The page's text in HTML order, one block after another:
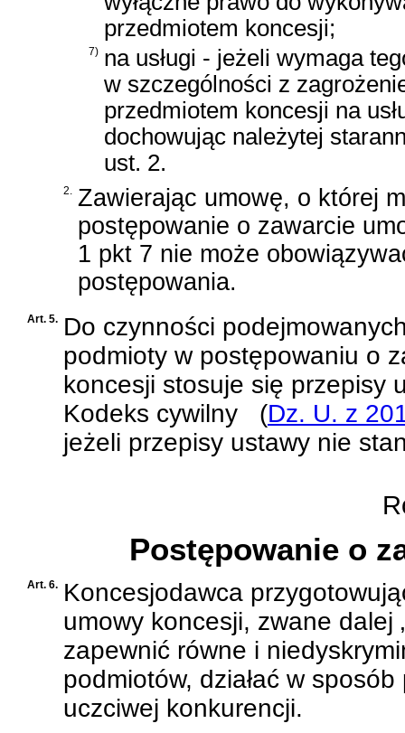
przedmiotem koncesji;
7) na usługi - jeżeli wymaga
w szczególności z
przedmiotem koncesji na
dochowując należytej
ust. 2.
2. Zawierając umowę, o której
postępowanie o zawarcie
1 pkt 7 nie może
postępowania.
Art. 5. Do czynności
podmioty w postępowaniu o
koncesji stosuje się przepisy
Kodeks cywilny
(Dz. U. z
jeżeli przepisy ustawy nie
Postępowanie o
Art. 6. Koncesjodawca
umowy koncesji, zwane dalej
zapewnić równe i
podmiotów, działać w
uczciwej konkurencji.